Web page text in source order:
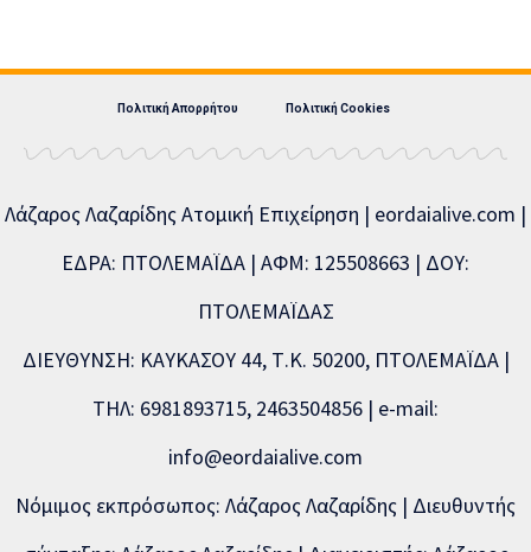
Πολιτική Απορρήτου Πολιτική Cookies
Λάζαρος Λαζαρίδης Ατομική Επιχείρηση | eordaialive.com |
ΕΔΡΑ: ΠΤΟΛΕΜΑΪΔΑ | ΑΦΜ: 125508663 | ΔΟΥ:
ΠΤΟΛΕΜΑΪΔΑΣ
ΔΙΕΥΘΥΝΣΗ: ΚΑΥΚΑΣΟΥ 44, Τ.Κ. 50200, ΠΤΟΛΕΜΑΪΔΑ |
ΤΗΛ: 6981893715, 2463504856 | e-mail:
info@eordaialive.com
Νόμιμος εκπρόσωπος: Λάζαρος Λαζαρίδης | Διευθυντής